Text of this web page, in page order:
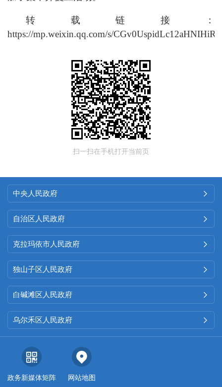
转载链接：
https://mp.weixin.qq.com/s/
扫一扫在手机打开当前页
中央人民政府 
自治区人民政府 
克拉玛依市人民政府 
独山子区人民政府 
白碱滩区人民政府 
乌尔禾区人民政府 
政务新媒体矩阵 网站地图